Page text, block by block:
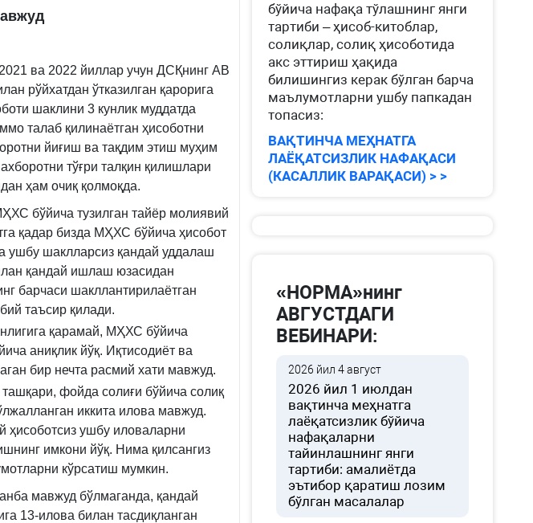
ва 2022 йиллар учун ДСҚнинг АВ
рўйхатдан ўтказилган қарорига
шаклини 3 кунлик муддатда
талаб қилинаётган ҳисоботни
йиғиш ва тақдим этиш муҳим
тўғри талқин қилишлари
ҳам очиқ қолмоқда.
бўйича тузилган тайёр молиявий
қадар бизда МҲХС бўйича ҳисобот
ушбу шаклларсиз қандай уддалаш
қандай ишлаш юзасидан
барчаси шакллантирилаётган
таъсир қилади.
қарамай, МҲХС бўйича
аниқлик йўқ. Иқтисодиёт ва
бир нечта расмий хати мавжуд.
фойда солиғи бўйича солиқ
иккита илова мавжуд.
ҳисоботсиз ушбу иловаларни
имкони йўқ. Нима қилсангиз
кўрсатиш мумкин.
мавжуд бўлмаганда, қандай
13-илова билан тасдиқланган
бўйича нафақа тўлашнинг янги
тартиби – ҳисоб-китоблар,
солиқлар, солиқ ҳисоботида
акс эттириш ҳақида
билишингиз керак бўлган барча
маълумотларни ушбу папкадан
топасиз:
ВАҚТИНЧА МЕҲНАТГА
ЛАЁҚАТСИЗЛИК НАФАҚАСИ
(КАСАЛЛИК ВАРАҚАСИ) > >
«НОРМА»нинг
АВГУСТДАГИ
ВЕБИНАРИ:
2026 йил 4 август
2026 йил 1 июлдан
вақтинча меҳнатга
лаёқатсизлик бўйича
нафақаларни
тайинлашнинг янги
тартиби: амалиётда
эътибор қаратиш лозим
бўлган масалалар